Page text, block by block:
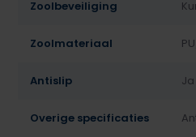
Zoolbeveiliging
Zoolmateriaal
Antislip Ja
Overige specificaties